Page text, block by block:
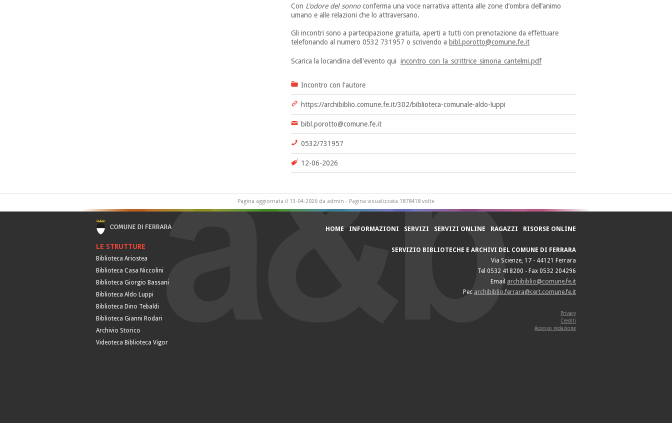
Con L’odore del sonnoconferma una voce narrativa attenta alle zone d’ombra dell’animo
umano e alle relazioni che lo attraversano.
Gli incontri sono a partecipazione gratuita, aperti a tutti con prenotazione da effettuare
telefonando al numero 0532 731957 o scrivendo a bibl.porotto@comune.fe.it
Scarica la locandina dell'evento qui incontro_con_la_scrittrice_simona_cantelmi.pdf
Incontro con l'autore
https://archibiblio.comune.fe.it/302/biblioteca-comunale-aldo-luppi
bibl.porotto@comune.fe.it
0532/731957
12-06-2026
Pagina aggiornata il 13-04-2026 da admin - Pagina visualizzata 1878418 volte
LE STRUTTURE
Biblioteca Ariostea
Biblioteca Casa Niccolini
Biblioteca Giorgio Bassani
Biblioteca Aldo Luppi
Biblioteca Dino Tebaldi
Biblioteca Gianni Rodari
Archivio Storico
Videoteca Biblioteca Vigor
HOME INFORMAZIONI SERVIZI SERVIZI ONLINE RAGAZZI RISORSE ONLINE
SERVIZIO BIBLIOTECHE E ARCHIVI DEL COMUNE DI FERRARA
Via Scienze, 17 - 44121 Ferrara
Tel 0532 418200 - Fax 0532 204296
Email archibiblio@comune.fe.it
Pec archibiblio.ferrara@cert.comune.fe.it
Privacy
Crediti
Accesso redazione